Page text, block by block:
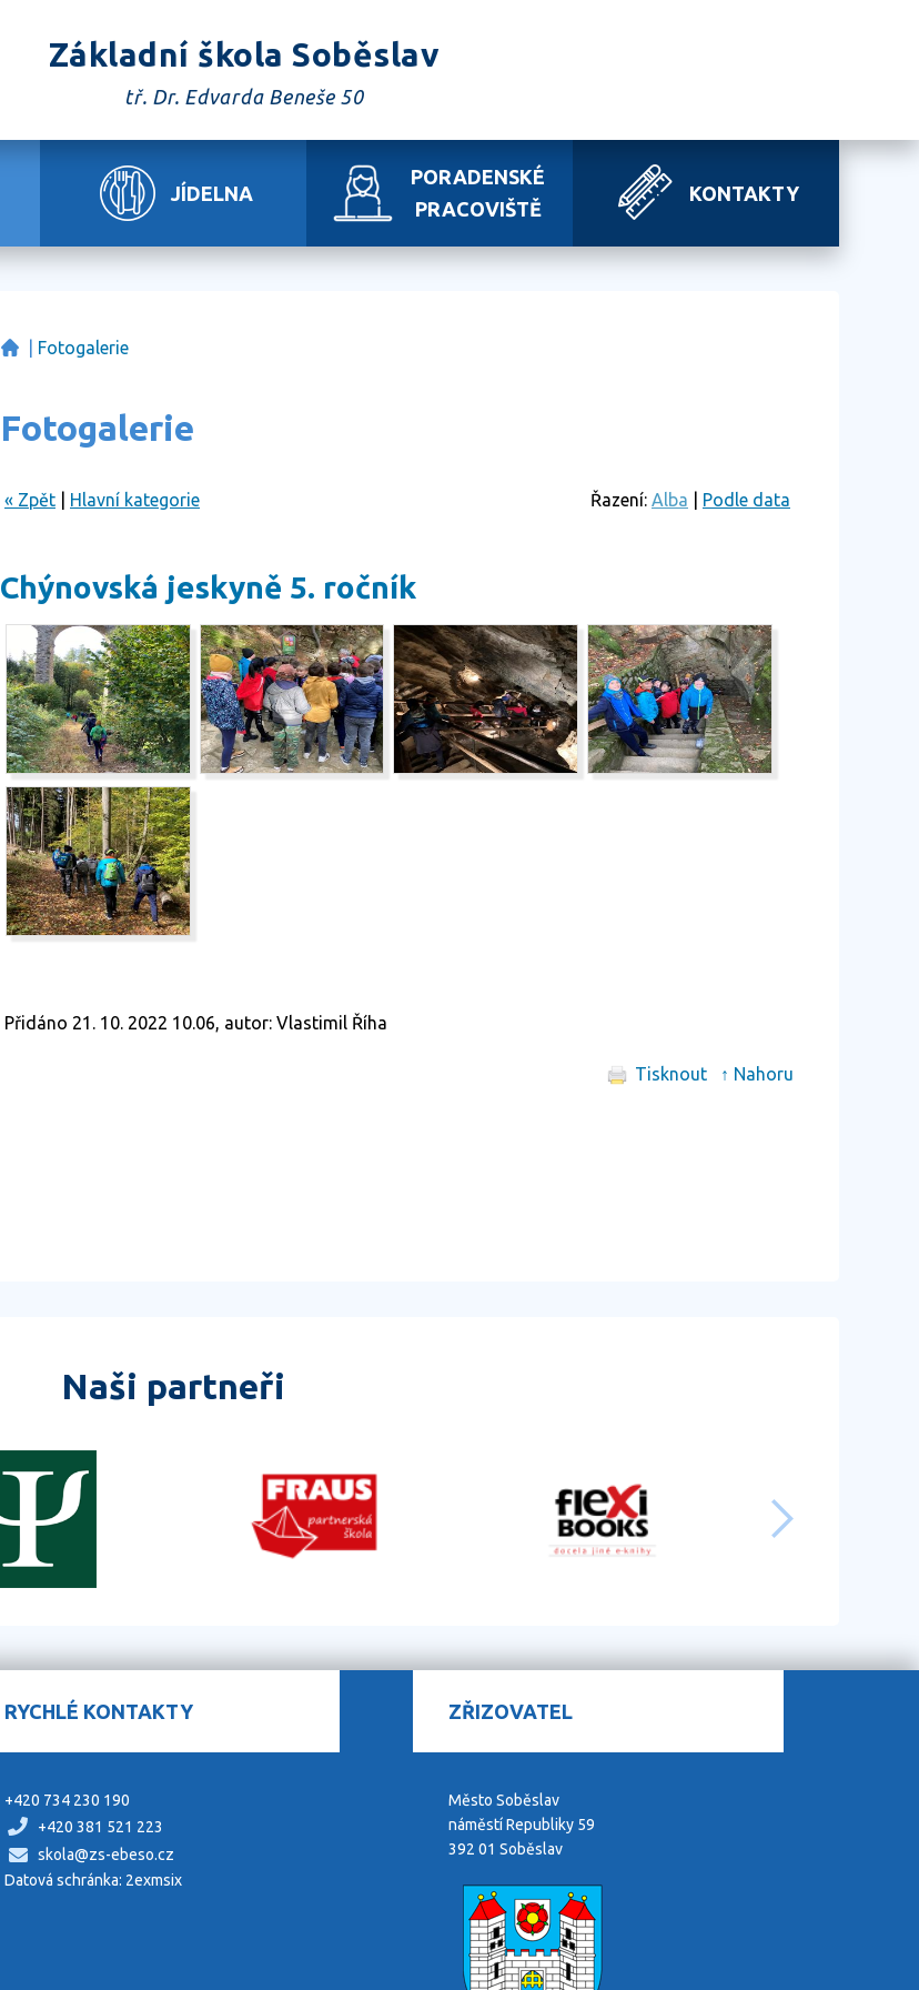
Základní škola Soběslav
tř. Dr. Edvarda Beneše 50
JÍDELNA
PORADENSKÉ
PRACOVIŠTĚ
KONTAKTY
Fotogalerie
Fotogalerie
Řazení: Alba Podle data
« Zpět Hlavní kategorie
Chýnovská jeskyně 5. ročník
Přidáno 21. 10. 2022 10.06, autor: Vlastimil Říha
Tisknout ↑ Nahoru
Naši partneři
RYCHLÉ KONTAKTY
+420 734 230 190
+420 381 521 223
skola@zs-ebeso.cz
Datová schránka: 2exmsix
ZŘIZOVATEL
Město Soběslav
náměstí Republiky 59
392 01 Soběslav